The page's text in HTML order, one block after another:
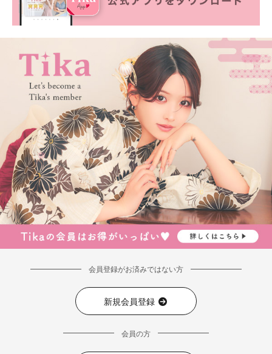
会員登録がお済みではない方
新規会員登録
会員の方